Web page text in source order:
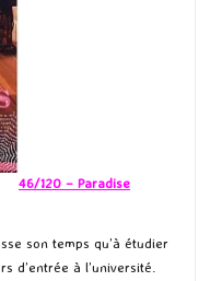
46/120 – Paradise
son temps qu’à étudier
d’entrée à l’université.